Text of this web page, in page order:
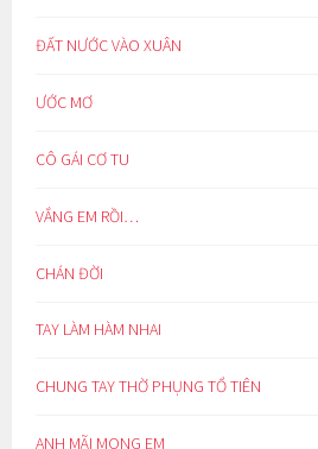
ĐẤT NƯỚC VÀO XUÂN
ƯỚC MƠ
CÔ GÁI CƠ TU
VẮNG EM RỒI…
CHÁN ĐỜI
TAY LÀM HÀM NHAI
CHUNG TAY THỜ PHỤNG TỔ TIÊN
ANH MÃI MONG EM